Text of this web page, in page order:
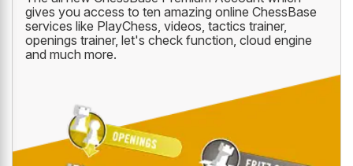
gives you access to ten amazing online ChessBase
services like PlayChess, videos, tactics trainer,
openings trainer, let's check function, cloud engine
and much more.